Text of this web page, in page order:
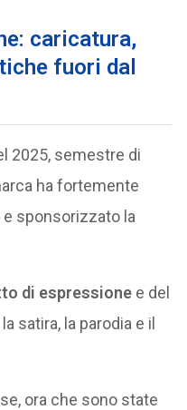
caricatura,
fuori dal
2025, semestre di
ha fortemente
sponsorizzato la
di espressione e del
satira, la parodia e il
ora che sono state